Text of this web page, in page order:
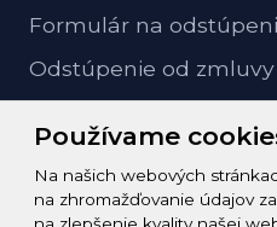
Používame
Na našich webových
na zhromažďovanie údajov
na zlepšenie kvality našej
Formulár na
Odstúpenie od
Kontakt